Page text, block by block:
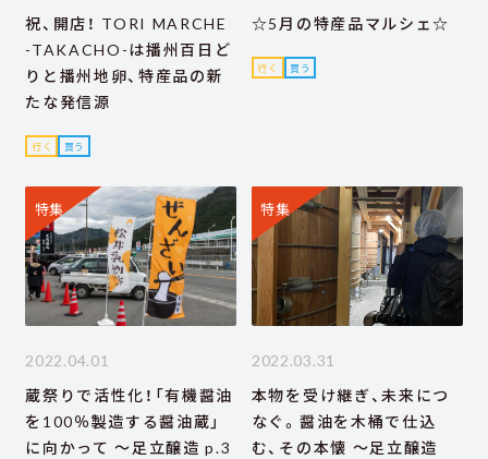
祝、開店！ TORI MARCHE
-TAKACHO-は播州百日ど
りと播州地卵、特産品の新
たな発信源
行く 買う
☆5月の特産品マルシェ☆
行く 買う
特集
2022.04.01
蔵祭りで活性化！「有機醤油
を100％製造する醤油蔵」
に向かって ～足立醸造 p.3
特集
2022.03.31
本物を受け継ぎ、未来につ
なぐ。醤油を木桶で仕込
む、その本懐 ～足立醸造